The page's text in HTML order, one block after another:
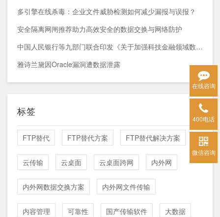
多引擎在线杀毒：企业文件威胁检测如何减少漏报与误报？
安全隔离网闸推荐助力高效安全的数据交换与网络防护
中国人民银行等九部门联合印发《关于加强科技金融领域数据开发利用的通知》
雅诗兰黛因Oracle漏洞遭数据泄露
标签
FTP替代 FTP替代方案 FTP替代解决方案
云传输 云桌面 云桌面跨网 内外网
内外网数据交换方案 内外网文件传输
内容管理 可靠性 国产传输软件 大数据
在线咨询
400电话
微信咨询